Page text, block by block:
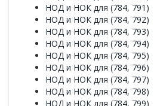
НОД и НОК для (784, 791)
НОД и НОК для (784, 792)
НОД и НОК для (784, 793)
НОД и НОК для (784, 794)
НОД и НОК для (784, 795)
НОД и НОК для (784, 796)
НОД и НОК для (784, 797)
НОД и НОК для (784, 798)
НОД и НОК для (784, 799)